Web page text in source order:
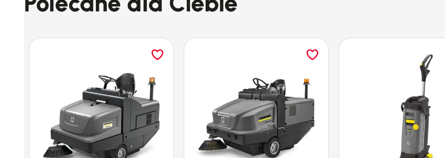
Urządzenie wysokociśnieniowe HD 10/25-4 S Plus bez funkcji podgrzewania wody to idealne
ilość wody można regulować za pomocą pokrętła Servo Control znajdującego się pomiędzy
ciśnienie użytkownicy mogą szybko zapewnić ochronę delikatnym powierzchniom – bez
Vibrasoft zdecydowanie zmniejsza wibracje lancy spryskującej. Systemy wspomagające oraz
przyjazne w obsłudze dla użytkownika. Starannie wyselekcjonowane materiały zapewniają
Class. Wytrzymała pompa z tarczą skośną, tłoki ze stali szlachetnej i mosiężna głowica cylindra,
chłodzony wodą i powietrzem. Zintegrowana rama nośna wykonana z aluminium to lekka i solidna
urządzenia dźwigiem. Pionowo zamontowany silnik oraz pompa sprawiają, że urządzenie jest
Urządzenie umożliwia również przechowywanie akcesoriów w schowku, jak również przy pomocy